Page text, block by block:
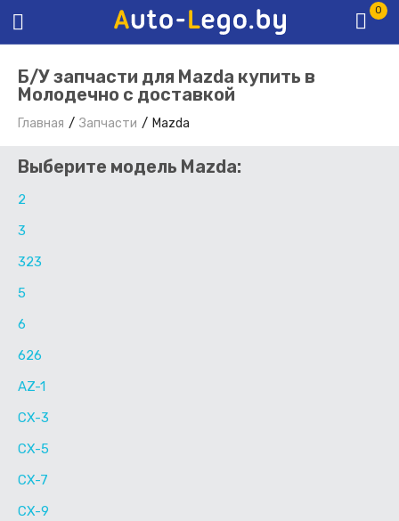
0
Б/У запчасти для Mazda купить в
Молодечно с доставкой
Главная Запчасти Mazda
Выберите модель Mazda:
2
3
323
5
6
626
AZ-1
CX-3
CX-5
CX-7
CX-9